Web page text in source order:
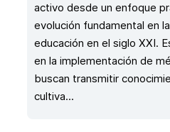
activo desde un enfoque
evolución fundamental en
educación en el siglo XXI.
en la implementación de
buscan transmitir
cultiva...